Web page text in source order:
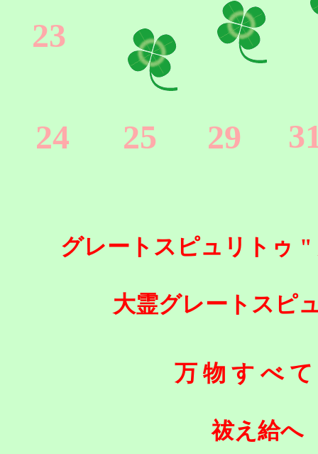
29
25
24
23
グレートスピュリトゥ "
大霊グレートスピ
万 物 す べ
祓え給